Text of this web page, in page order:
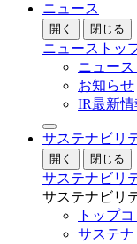
ニュース
開く 閉じる
ニューストッ
ニュー
お知らせ
IR最新情
サステナビリ
開く 閉じる
サステナビリ
サステナビリ
トップ
サステナ